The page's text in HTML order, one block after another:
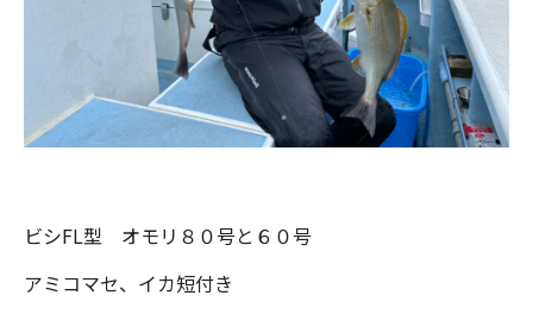
ビシFL型 オモリ８０号と６０号
アミコマセ、イカ短付き